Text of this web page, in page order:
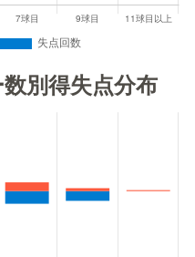
別得失点分布